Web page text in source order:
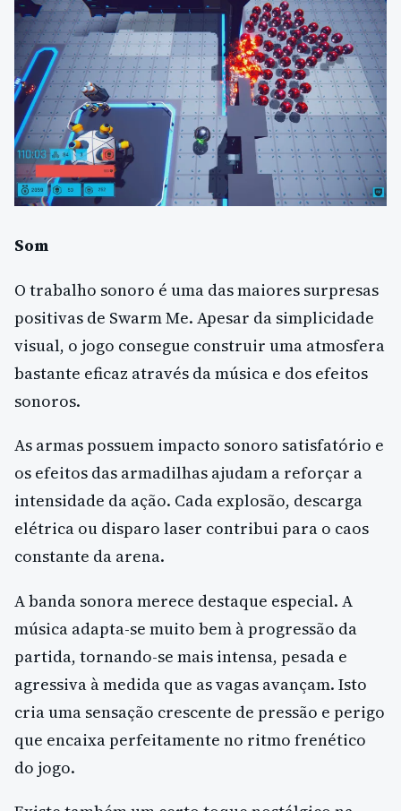
Som
O trabalho sonoro é uma das maiores surpresas
positivas de Swarm Me. Apesar da simplicidade
visual, o jogo consegue construir uma atmosfera
bastante eficaz através da música e dos efeitos
sonoros.
As armas possuem impacto sonoro satisfatório e
os efeitos das armadilhas ajudam a reforçar a
intensidade da ação. Cada explosão, descarga
elétrica ou disparo laser contribui para o caos
constante da arena.
A banda sonora merece destaque especial. A
música adapta-se muito bem à progressão da
partida, tornando-se mais intensa, pesada e
agressiva à medida que as vagas avançam. Isto
cria uma sensação crescente de pressão e perigo
que encaixa perfeitamente no ritmo frenético
do jogo.